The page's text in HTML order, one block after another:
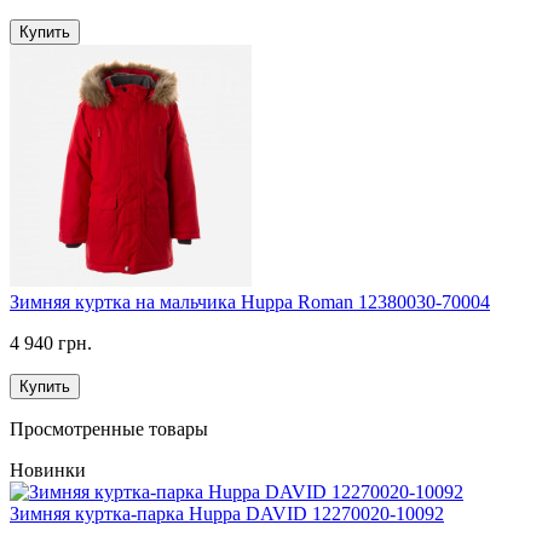
Купить
Зимняя куртка на мальчика Huppa Roman 12380030-70004
4 940 грн.
Купить
Просмотренные товары
Новинки
Зимняя куртка-парка Huppa DAVID 12270020-10092